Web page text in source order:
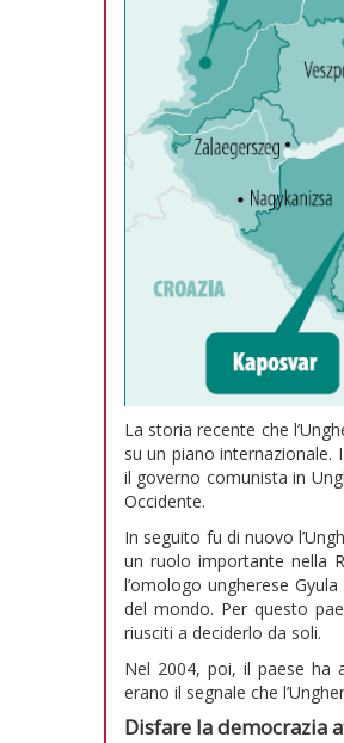
La storia recente che
su un piano internazionale.
il governo comunista in
Occidente.
In seguito fu di nuovo
un ruolo importante nella
l’omologo ungherese
del mondo. Per questo
riusciti a deciderlo da soli.
Nel 2004, poi, il paese ha
erano il segnale che
Disfare la democrazia